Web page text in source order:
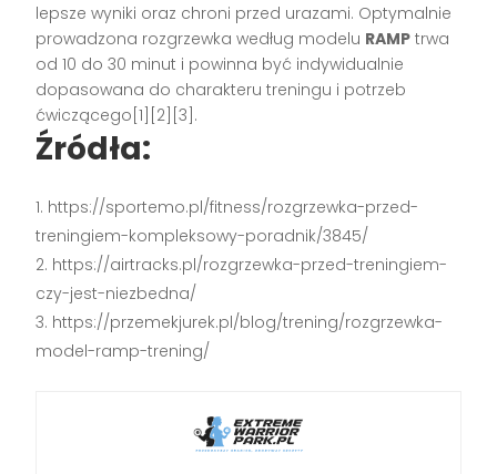
lepsze wyniki oraz chroni przed urazami. Optymalnie
prowadzona rozgrzewka według modelu RAMP trwa
od 10 do 30 minut i powinna być indywidualnie
dopasowana do charakteru treningu i potrzeb
ćwiczącego[1][2][3].
Źródła:
https://sportemo.pl/fitness/rozgrzewka-przed-
treningiem-kompleksowy-poradnik/3845/
https://airtracks.pl/rozgrzewka-przed-treningiem-
czy-jest-niezbedna/
https://przemekjurek.pl/blog/trening/rozgrzewka-
model-ramp-trening/